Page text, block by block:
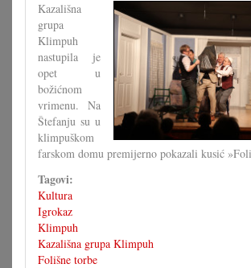
Kazališna
grupa
Klimpuh
nastupila je
opet u
božićnom
vrimenu. Na
Štefanju su u
klimpuškom
farskom domu premijerno pokazali kusić
Tagovi:
Kultura
Igrokaz
Klimpuh
Kazališna grupa Klimpuh
Folišne torbe